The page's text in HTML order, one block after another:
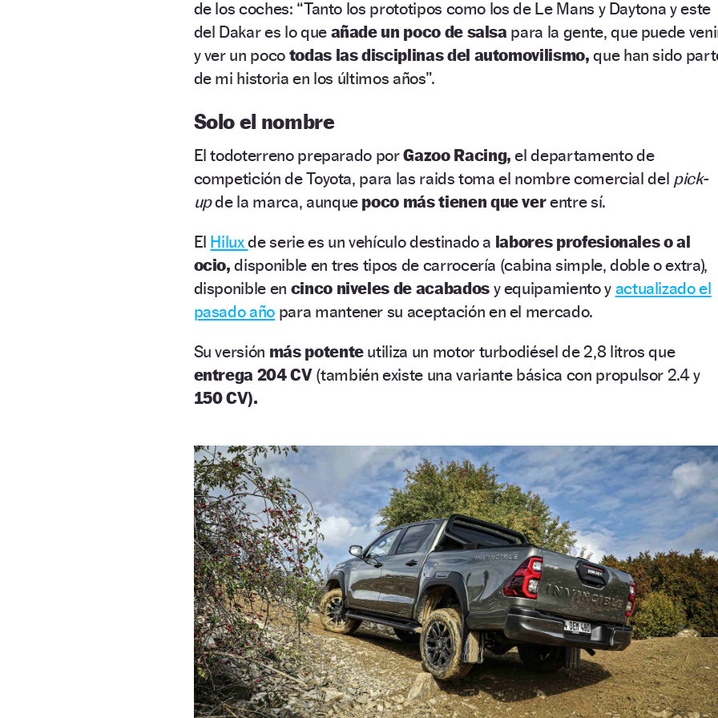
de los coches: “Tanto los prototipos como los de Le Mans y Daytona y este
del Dakar es lo que añade un poco de salsa para la gente, que puede
y ver un poco todas las disciplinas del automovilismo, que han sido
de mi historia en los últimos años”.
Solo el nombre
El todoterreno preparado porGazoo Racing, el departamento de
competición de Toyota, para las raids toma el nombre comercial del pick-
upde la marca, aunque poco más tienen que verentre sí.
El Hiluxde serie es un vehículo destinado a labores profesionales o al
ocio,disponible en tres tipos de carrocería (cabina simple, doble o extra),
disponible en cinco niveles de acabadosy equipamiento y actualizado el
pasado año para mantener su aceptación en el mercado.
Su versión más potenteutiliza un motor turbodiésel de 2,8 litros que
entrega 204 CV(también existe una variante básica con propulsor 2.4 y
150 CV).